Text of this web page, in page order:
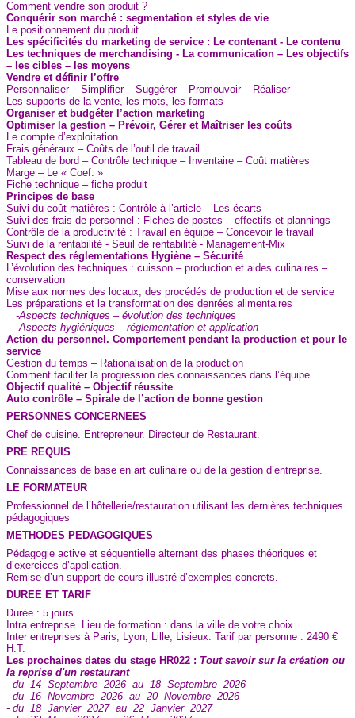
Comment vendre son produit ?
Conquérir son marché : segmentation et styles de vie
Le positionnement du produit
Les spécificités du marketing de service : Le contenant - Le contenu
Les techniques de merchandising - La communication – Les objectifs
– les cibles – les moyens
Vendre et définir l’offre
Personnaliser – Simplifier – Suggérer – Promouvoir – Réaliser
Les supports de la vente, les mots, les formats
Organiser et budgéter l’action marketing
Optimiser la gestion – Prévoir, Gérer et Maîtriser les coûts
Le compte d’exploitation
Frais généraux – Coûts de l’outil de travail
Tableau de bord – Contrôle technique – Inventaire – Coût matières
Marge – Le « Coef. »
Fiche technique – fiche produit
Principes de base
Suivi du coût matières : Contrôle à l’article – Les écarts
Suivi des frais de personnel : Fiches de postes – effectifs et plannings
Contrôle de la productivité : Travail en équipe – Concevoir le travail
Suivi de la rentabilité - Seuil de rentabilité - Management-Mix
Respect des réglementations Hygiène – Sécurité
L’évolution des techniques : cuisson – production et aides culinaires –
conservation
Mise aux normes des locaux, des procédés de production et de service
Les préparations et la transformation des denrées alimentaires
-Aspects techniques – évolution des techniques
-Aspects hygiéniques – réglementation et application
Action du personnel. Comportement pendant la production et pour le
service
Gestion du temps – Rationalisation de la production
Comment faciliter la progression des connaissances dans l’équipe
Objectif qualité – Objectif réussite
Auto contrôle – Spirale de l’action de bonne gestion
PERSONNES CONCERNEES
Chef de cuisine. Entrepreneur. Directeur de Restaurant.
PRE REQUIS
Connaissances de base en art culinaire ou de la gestion d’entreprise.
LE FORMATEUR
Professionnel de l’hôtellerie/restauration utilisant les dernières techniques
pédagogiques
METHODES PEDAGOGIQUES
Pédagogie active et séquentielle alternant des phases théoriques et
d’exercices d’application.
Remise d’un support de cours illustré d’exemples concrets.
DUREE ET TARIF
Durée : 5 jours.
Intra entreprise. Lieu de formation : dans la ville de votre choix.
Inter entreprises à Paris, Lyon, Lille, Lisieux. Tarif par personne : 2490 €
H.T.
Les prochaines dates du stage HR022 : Tout savoir sur la création ou
la reprise d'un restaurant
- du 14 Septembre 2026 au 18 Septembre 2026
- du 16 Novembre 2026 au 20 Novembre 2026
- du 18 Janvier 2027 au 22 Janvier 2027